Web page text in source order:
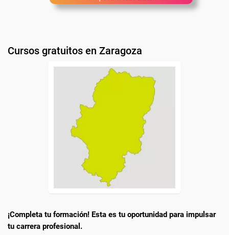
Cursos gratuitos en Zaragoza
¡Completa tu formación! Esta es tu oportunidad para impulsar
tu carrera profesional.